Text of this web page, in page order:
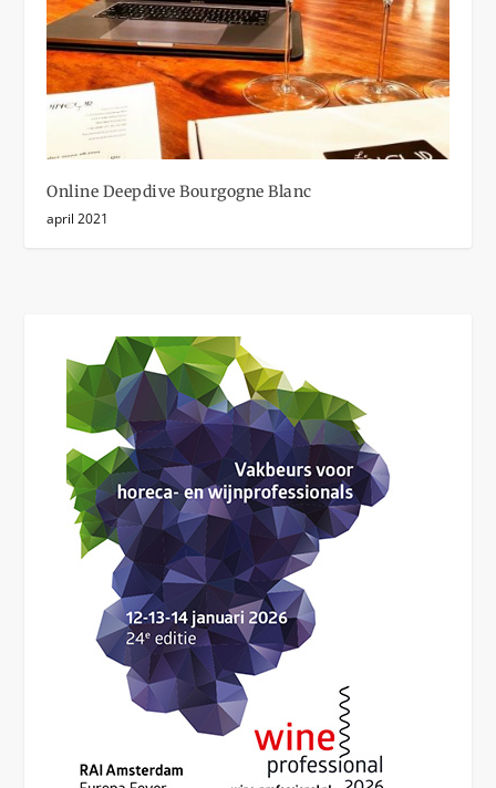
Online Deepdive Bourgogne Blanc
april 2021